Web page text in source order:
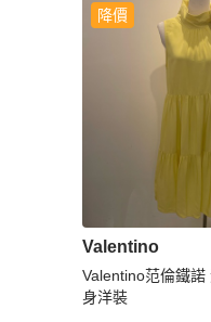
降價
Valentino
Valentino范倫鐵諾 黃色削肩蛋糕連
身洋裝